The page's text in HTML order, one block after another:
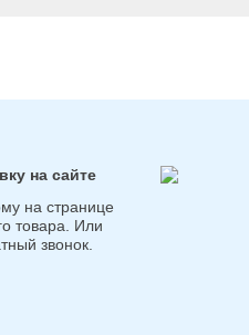
на сайте
на странице
товара. Или
звонок.